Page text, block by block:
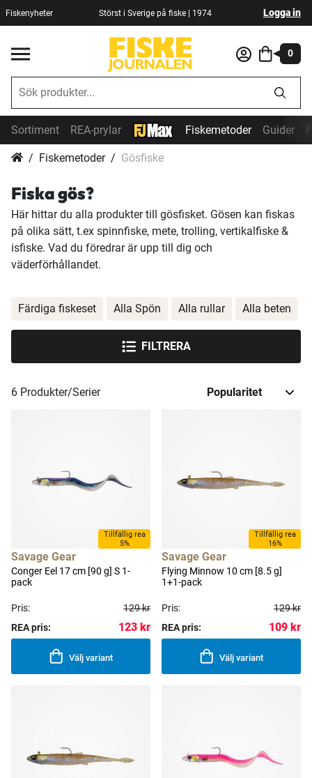
Fiskenyheter Störst i Sverige på fiske | 1974 Logga in
0
Sortiment REA-prylar Fiskemetoder Guider
Fiskemetoder Gösfiske
Fiska gös?
Här hittar du alla produkter till gösfisket. Gösen kan fiskas
på olika sätt, t.ex spinnfiske, mete, trolling, vertikalfiske &
isfiske. Vad du föredrar är upp till dig och
väderförhållandet.
6 Produkter/Serier
Tillfällig rea
5%
Savage Gear
Conger Eel 17 cm [90 g] S 1-
pack
Pris:
129 kr
REA pris:
123 kr
Välj variant
Tillfällig rea
16%
Savage Gear
Flying Minnow 10 cm [8.5 g]
1+1-pack
Pris:
129 kr
REA pris:
109 kr
Välj variant
Färdiga fiskeset Alla Spön Alla rullar Alla beten
FILTRERA